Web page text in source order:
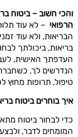
והכי חשוב – ביטוח
הרפואי – לא עוד
הבריאות, ולא עוד
בריאות, ביכולתך
העדפתך האישית,
הנדרשים לך,
טיפול, תרופות מחוץ
איך בוחרים ביטוח
כדי לבחור ביטוח
המומחים לדבר,